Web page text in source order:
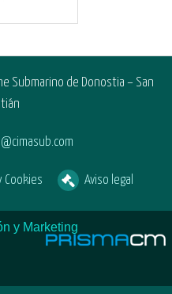
Submarino de Donostia – San
Cookies Aviso legal
y Marketing